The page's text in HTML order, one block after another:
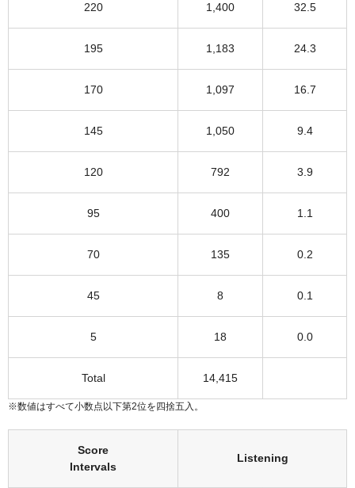
220 1,400 32.5
195 1,183 24.3
170 1,097 16.7
145 1,050 9.4
120 792 3.9
95 400 1.1
70 135 0.2
45 8 0.1
5 18 0.0
Total 14,415
※数値はすべて小数点以下第2位を四捨五入。
Score
Intervals
Listening